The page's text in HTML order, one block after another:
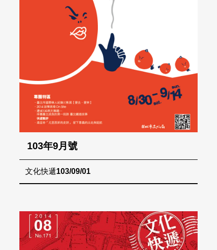
103年9月號
文化快遞103/09/01